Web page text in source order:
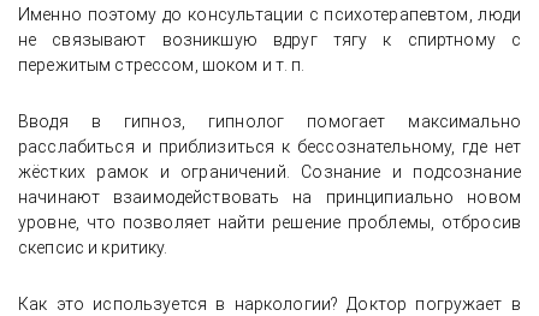
Именно поэтому до консультации с психотерапевтом, люди
не связывают возникшую вдруг тягу к спиртному с
пережитым стрессом, шоком и т. п.
Вводя в гипноз, гипнолог помогает максимально
расслабиться и приблизиться к бессознательному, где нет
жёстких рамок и ограничений. Сознание и подсознание
начинают взаимодействовать на принципиально новом
уровне, что позволяет найти решение проблемы, отбросив
скепсис и критику.
Как это используется в наркологии? Доктор погружает в